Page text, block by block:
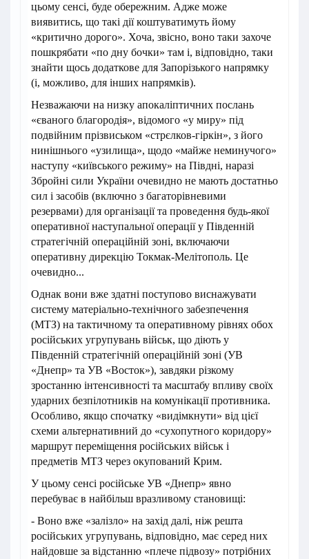
цьому сенсі, буде обережним. Адже може
виявитись, що такі дії коштуватимуть йому
«критично дорого». Хоча, звісно, воно таки захоче
пошкрябати «по дну бочки» там і, відповідно, таки
знайти щось додаткове для Запорізького напрямку
(і, можливо, для інших напрямків).
Незважаючи на низку апокаліптичних послань
«єваного благородія», відомого «у миру» під
подвійним прізвиськом «стрєлков-гіркін», з його
нинішнього «узилища», щодо «майже неминучого»
наступу «київського режиму» на Півдні, наразі
Збройні сили України очевидно не мають достатньо
сил і засобів (включно з багаторівневими
резервами) для організації та проведення будь-якої
оперативної наступальної операції у Південній
стратегічній операційній зоні, включаючи
оперативну дирекцію Токмак-Мелітополь. Це
очевидно...
Однак вони вже здатні поступово виснажувати
систему матеріально-технічного забезпечення
(МТЗ) на тактичному та оперативному рівнях обох
російських угрупувань військ, що діють у
Південній стратегічній операційній зоні (УВ
«Днепр» та УВ «Восток»), завдяки різкому
зростанню інтенсивності та масштабу впливу своїх
ударних безпілотників на комунікації противника.
Особливо, якщо спочатку «видімкнути» від цієї
схеми альтернативний до «сухопутного коридору»
маршрут переміщення російських військ і
предметів МТЗ через окупований Крим.
У цьому сенсі російське УВ «Днепр» явно
перебуває в найбільш вразливому становищі:
- Воно вже «залізло» на захід далі, ніж решта
російських угрупувань, відповідно, має серед них
найдовше за відстанню «плече підвозу» потрібних